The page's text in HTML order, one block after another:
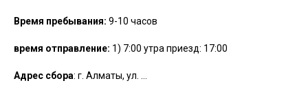
Время пребывания: 9-10 часов
время отправление: 1) 7:00 утра приезд: 17:00
Адрес сбора: г. Алматы, ул. …